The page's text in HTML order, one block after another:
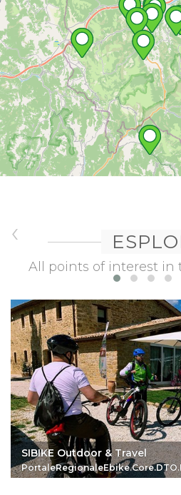
All points of interest in
SIBIKE Outdoor & Travel
‹